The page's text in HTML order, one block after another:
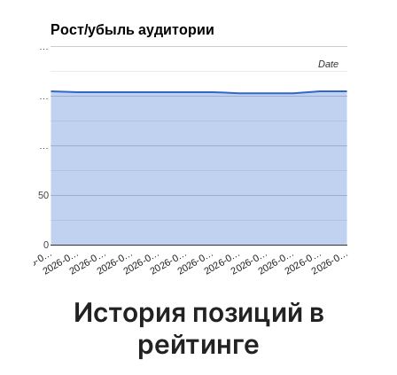
Рост/убыль аудитории
2026-0…2026-0…2026-0…2026-0…2026-0…2026-0…2026-0…2026-0…2026-0…2026-0…2026-0…2026-0…
0
50
…
…
…
Date
Date
История позиций в
рейтинге